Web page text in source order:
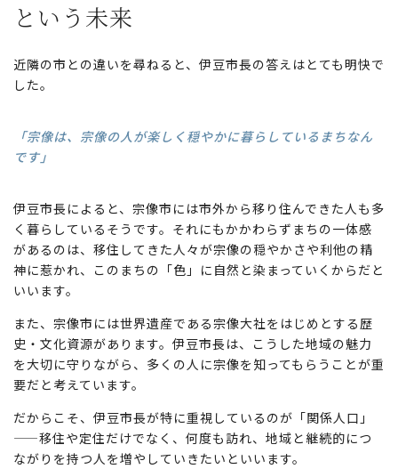
という未来
近隣の市との違いを尋ねると、伊豆市長の答えはとても明快で
した。
「宗像は、宗像の人が楽しく穏やかに暮らしているまちなん
です」
伊豆市長によると、宗像市には市外から移り住んできた人も多
く暮らしているそうです。それにもかかわらずまちの一体感
があるのは、移住してきた人々が宗像の穏やかさや利他の精
神に惹かれ、このまちの「色」に自然と染まっていくからだと
いいます。
また、宗像市には世界遺産である宗像大社をはじめとする歴
史・文化資源があります。伊豆市長は、こうした地域の魅力
を大切に守りながら、多くの人に宗像を知ってもらうことが重
要だと考えています。
だからこそ、伊豆市長が特に重視しているのが「関係人口」
——移住や定住だけでなく、何度も訪れ、地域と継続的につ
ながりを持つ人を増やしていきたいといいます。